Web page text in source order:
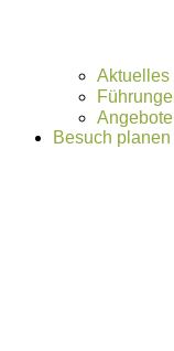
Aktuelles
Besuch planen